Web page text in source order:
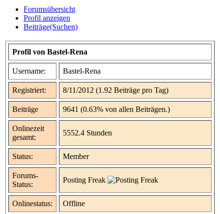
Forumsübersicht
Profil anzeigen
Beiträge(Suchen)
Profil von Bastel-Rena
Username: Bastel-Rena
Registriert: 8/11/2012 (1.92 Beiträge pro Tag)
Beiträge 9641 (0.63% von allen Beiträgen.)
Onlinezeit
gesamt:
5552.4 Stunden
Status: Member
Forums-
Status:
Posting Freak
Onlinestatus: Offline